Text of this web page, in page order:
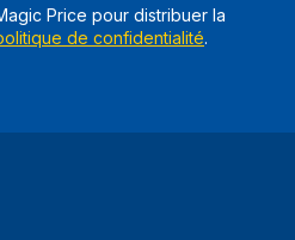
Price pour distribuer la
de confidentialité.